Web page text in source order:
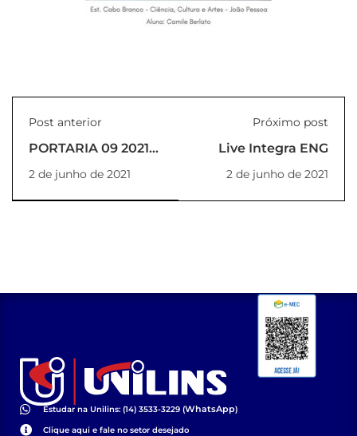
Post anterior
PORTARIA 09 2021
REITORIA
2 de junho de 2021
Próximo post
Live Integra ENG
2 de junho de 2021
Estudar na Unilins: (14) 3533-3229 (WhatsApp)
Clique aqui e fale no setor desejado